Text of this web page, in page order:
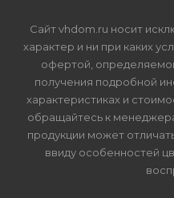
Сайт vhdom.ru носит
характер и ни при каких
офертой,
получения подробной
характеристиках и
обращайтесь к
продукции может
ввиду особенностей